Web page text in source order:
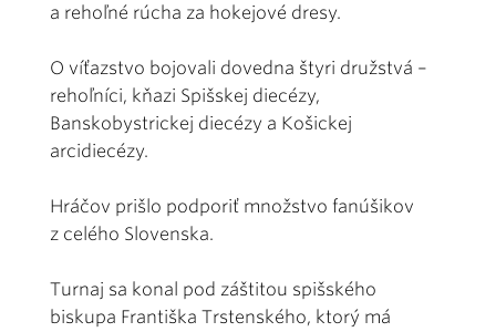
a rehoľné rúcha za hokejové dresy.
O víťazstvo bojovali dovedna štyri družstvá –
rehoľníci, kňazi Spišskej diecézy,
Banskobystrickej diecézy a Košickej
arcidiecézy.
Hráčov prišlo podporiť množstvo fanúšikov
z celého Slovenska.
Turnaj sa konal pod záštitou spišského
biskupa Františka Trstenského, ktorý má